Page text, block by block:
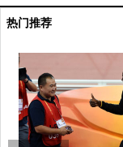
热门推荐